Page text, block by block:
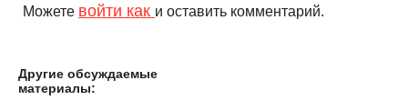
Можете войти как и оставить комментарий.
Другие обсуждаемые
материалы: